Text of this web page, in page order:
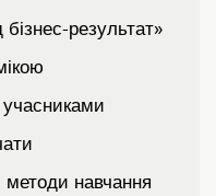
результат»
методи навчання